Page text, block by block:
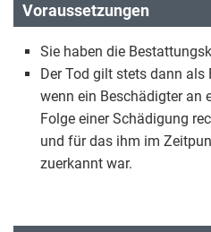
Voraussetzungen
Sie haben die
Der Tod gilt stets dann als
wenn ein Beschädigter an
Folge einer Schädigung
und für das ihm im
zuerkannt war.